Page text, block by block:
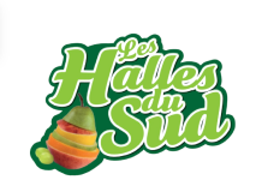
Accueil Épicerie Sucrée